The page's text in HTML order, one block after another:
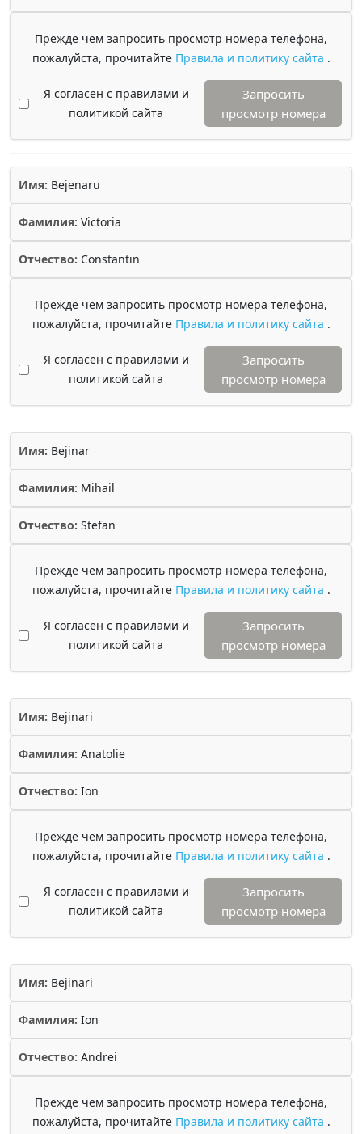
Прежде чем запросить просмотр номера телефона,
пожалуйста, прочитайте Правила и политику сайта .
Я согласен с правилами и
политикой сайта
Запросить
просмотр номера
Имя: Bejenaru
Фамилия: Victoria
Отчество: Constantin
Прежде чем запросить просмотр номера телефона,
пожалуйста, прочитайте Правила и политику сайта .
Я согласен с правилами и
политикой сайта
Запросить
просмотр номера
Имя: Bejinar
Фамилия: Mihail
Отчество: Stefan
Прежде чем запросить просмотр номера телефона,
пожалуйста, прочитайте Правила и политику сайта .
Я согласен с правилами и
политикой сайта
Запросить
просмотр номера
Имя: Bejinari
Фамилия: Anatolie
Отчество: Ion
Прежде чем запросить просмотр номера телефона,
пожалуйста, прочитайте Правила и политику сайта .
Я согласен с правилами и
политикой сайта
Запросить
просмотр номера
Имя: Bejinari
Фамилия: Ion
Отчество: Andrei
Прежде чем запросить просмотр номера телефона,
пожалуйста, прочитайте Правила и политику сайта .